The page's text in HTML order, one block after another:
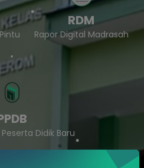
RDM
Rapor Digital Madrasah
Didik Baru